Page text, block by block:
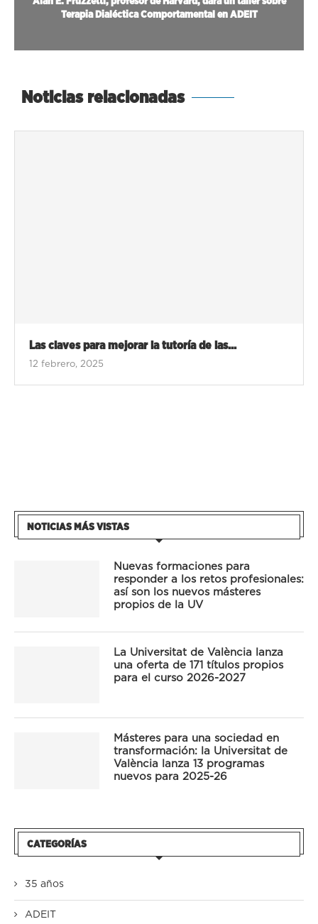
Terapia Dialéctica Comportamental en ADEIT
Noticias relacionadas
Las claves para mejorar la tutoría de las...
12 febrero, 2025
NOTICIAS MÁS VISTAS
Nuevas formaciones para
responder a los retos profesionales:
así son los nuevos másteres
propios de la UV
La Universitat de València lanza
una oferta de 171 títulos propios
para el curso 2026-2027
Másteres para una sociedad en
transformación: la Universitat de
València lanza 13 programas
nuevos para 2025-26
CATEGORÍAS
35 años
ADEIT